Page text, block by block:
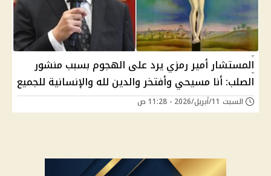
المستشار أمير رمزي يرد على الهجوم بسبب منشور
الصلب: أنا مسيحي وأفتخر والدين لله والإنسانية للجميع
السبت 11/أبريل/2026 - 11:28 ص